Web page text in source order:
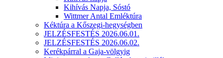
Kihívás Napja, Sóstó
Wittmer Antal Emléktúra
Kéktúra a Kőszegi-hegységben
JELZÉSFESTÉS 2026.06.01.
JELZÉSFESTÉS 2026.06.02.
Kerékpárral a Gaja-völgyig